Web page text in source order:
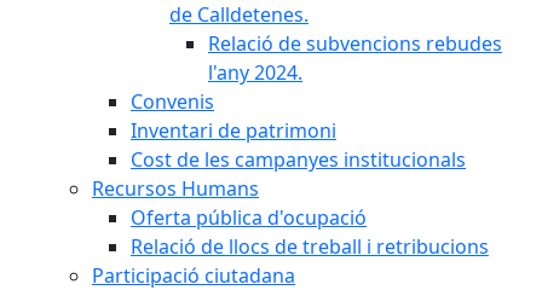
de Calldetenes.
Relació de subvencions rebudes
l'any 2024.
Convenis
Inventari de patrimoni
Cost de les campanyes institucionals
Recursos Humans
Oferta pública d'ocupació
Relació de llocs de treball i retribucions
Participació ciutadana